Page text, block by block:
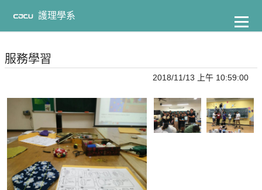
主
容
護理學系
服務學習
2018/11/13 上午 10:59:00